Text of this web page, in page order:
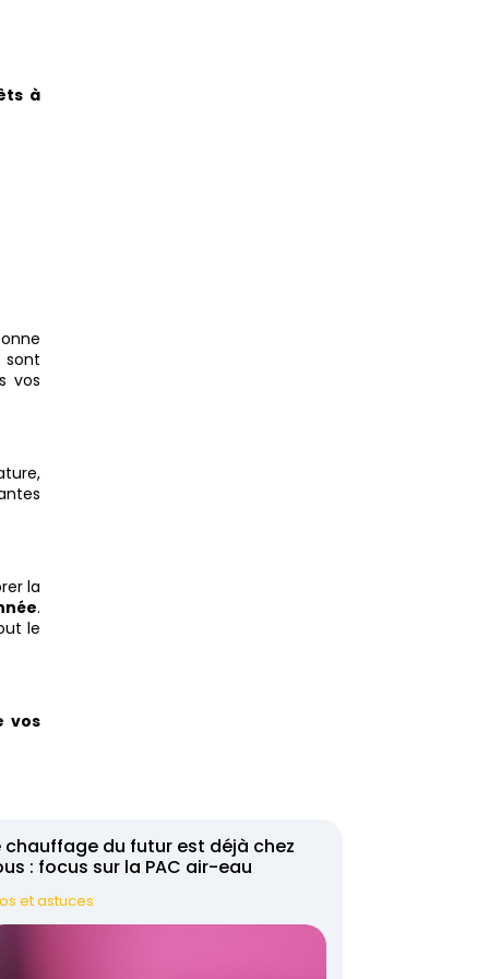
à
vos
la
.
le
vos
chauffage du futur est déjà chez
: focus sur la PAC air-eau
et astuces